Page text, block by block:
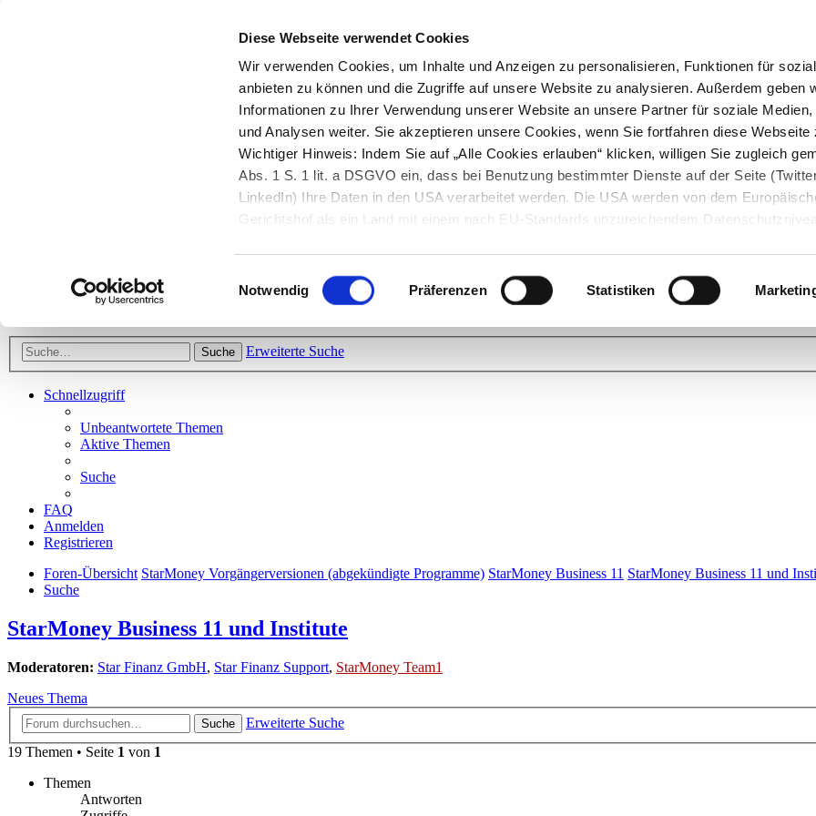
Diese Webseite verwendet Cookies
Wir verwenden Cookies, um Inhalte und Anzeigen zu personalisieren, Funktionen für
anbieten zu können und die Zugriffe auf unsere Website zu analysieren. Außerdem geben
Informationen zu Ihrer Verwendung unserer Website an unsere Partner für soziale Medien,
und Analysen weiter. Sie akzeptieren unsere Cookies, wenn Sie fortfahren diese Webseite
Wichtiger Hinweis: Indem Sie auf „Alle Cookies erlauben“ klicken, willigen Sie zugleich
Abs. 1 S. 1 lit. a DSGVO ein, dass bei Benutzung bestimmter Dienste auf der Seite
LinkedIn) Ihre Daten in den USA verarbeitet werden. Die USA werden von dem
Gerichtshof als ein Land mit einem nach EU-Standards unzureichendem
Einwilligungsauswahl
Notwendig Präferenzen Statistiken
Herzlich willkommen!
Kunden viele nützliche Hilfestellungen und interessante Tipps und Tricks. Stellen Sie Ihre Fragen und helfen Sie mit Ihrem Wissen anderen
Suche Erweiterte Suche
Schnellzugriff
Unbeantwortete Themen
Aktive Themen
Suche
FAQ
Anmelden
Registrieren
Foren-Übersicht StarMoney Vorgängerversionen (abgekündigte Programme) StarMoney Business 11 StarMoney Business 11 und
Suche
StarMoney Business 11 und Institute
Moderatoren: Star Finanz GmbH, Star Finanz Support, StarMoney Team1
Neues Thema
Suche
Erweiterte Suche
19 Themen • Seite 1 von 1
Themen
Antworten